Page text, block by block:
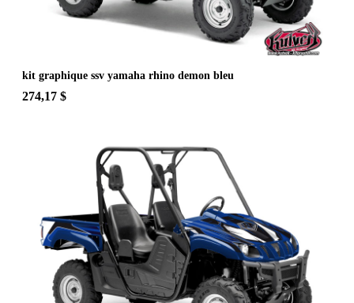
kit graphique ssv yamaha rhino demon bleu
274,17 $